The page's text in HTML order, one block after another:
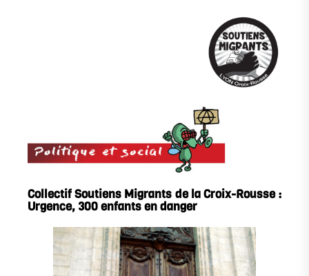
Collectif Soutiens Migrants de la Croix-Rousse :
Urgence, 300 enfants en danger